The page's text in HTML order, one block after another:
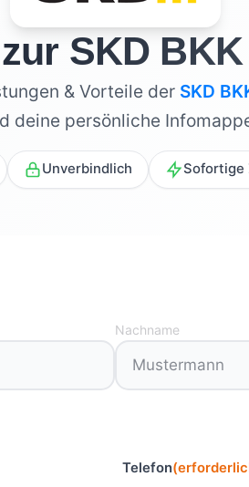
SKD
& Vorteile der SKD
deine persönliche
Unverbindlich Sofortige
Nachname
Telefon